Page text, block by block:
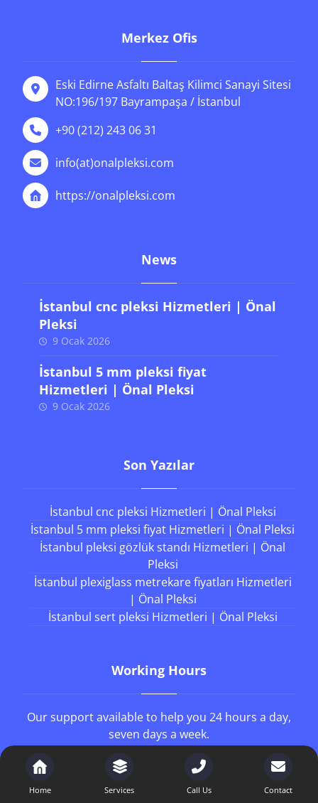
Merkez Ofis
Eski Edirne Asfaltı Baltaş Kilimci Sanayi Sitesi
NO:196/197 Bayrampaşa / İstanbul
+90 (212) 243 06 31
info(at)onalpleksi.com
https://onalpleksi.com
News
İstanbul cnc pleksi Hizmetleri | Önal
Pleksi
9 Ocak 2026
İstanbul 5 mm pleksi fiyat
Hizmetleri | Önal Pleksi
9 Ocak 2026
Son Yazılar
İstanbul cnc pleksi Hizmetleri | Önal Pleksi
İstanbul 5 mm pleksi fiyat Hizmetleri | Önal Pleksi
İstanbul pleksi gözlük standı Hizmetleri | Önal
Pleksi
İstanbul plexiglass metrekare fiyatları Hizmetleri
| Önal Pleksi
İstanbul sert pleksi Hizmetleri | Önal Pleksi
Working Hours
Our support available to help you 24 hours a day,
seven days a week.
Monday to Friday
8AM - 4PM
Saturday
8AM - 1PM
Home Services Call Us Contact